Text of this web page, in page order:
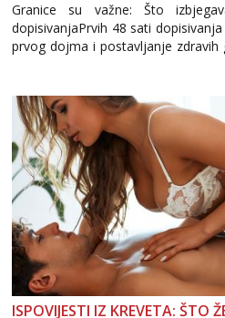
Zara
Čekam tvoj poziv!
Anđela
Čekam tvoj poziv!
064/677-677 - Kod:
tel:0,93€ - mob:1,12€
Granice su važne: Što
dopisivanjaPrvih 48 sati
prvog dojma i postavljanje zdravih
Važno je izbjeći prebrzo
informacija, jer nepoznata
povjerenje. Takođe...
ISPOVIJESTI IZ KREVETA: ŠTO